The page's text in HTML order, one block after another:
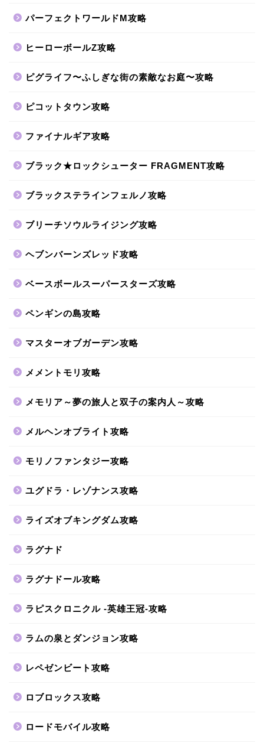
パーフェクトワールドM攻略
ヒーローボールZ攻略
ピグライフ〜ふしぎな街の素敵なお庭〜攻略
ピコットタウン攻略
ファイナルギア攻略
ブラック★ロックシューター FRAGMENT攻略
ブラックステラインフェルノ攻略
ブリーチソウルライジング攻略
ヘブンバーンズレッド攻略
ベースボールスーパースターズ攻略
ペンギンの島攻略
マスターオブガーデン攻略
メメントモリ攻略
メモリア～夢の旅人と双子の案内人～攻略
メルヘンオブライト攻略
モリノファンタジー攻略
ユグドラ・レゾナンス攻略
ライズオブキングダム攻略
ラグナド
ラグナドール攻略
ラピスクロニクル -英雄王冠-攻略
ラムの泉とダンジョン攻略
レペゼンビート攻略
ロブロックス攻略
ロードモバイル攻略